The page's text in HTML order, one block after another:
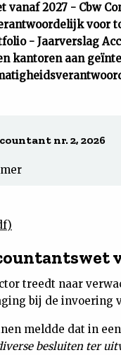
2027 - Cbw
voor
- Jaarverslag
kantoren aan
nr. 2, 2026
treedt naar
bij de invoering
meldde dat in
besluiten ter